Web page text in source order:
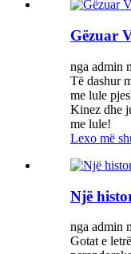
Gëzuar
nga admin
Të dashur
me lule
Kinez dhe
me lule!
Lexo më
Një
nga admin
Gotat e